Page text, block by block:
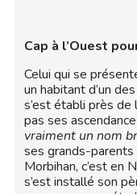
Cap à l’Ouest
Celui qui se
un habitant d’un
s’est établi près de
pas ses
vraiment un nom
ses grands-parents
Morbihan, c’est en
s’est installé son